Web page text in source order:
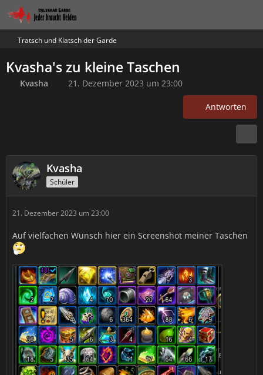
Tratsch und Klatsch der Garde
Kvasha's zu kleine Taschen
Kvasha 21. Dezember 2023 um 23:00
Antworten
Kvasha
Schüler
21. Dezember 2023 um 23:00
Auf vielfachen Wunsch hier ein Screenshot meiner Taschen